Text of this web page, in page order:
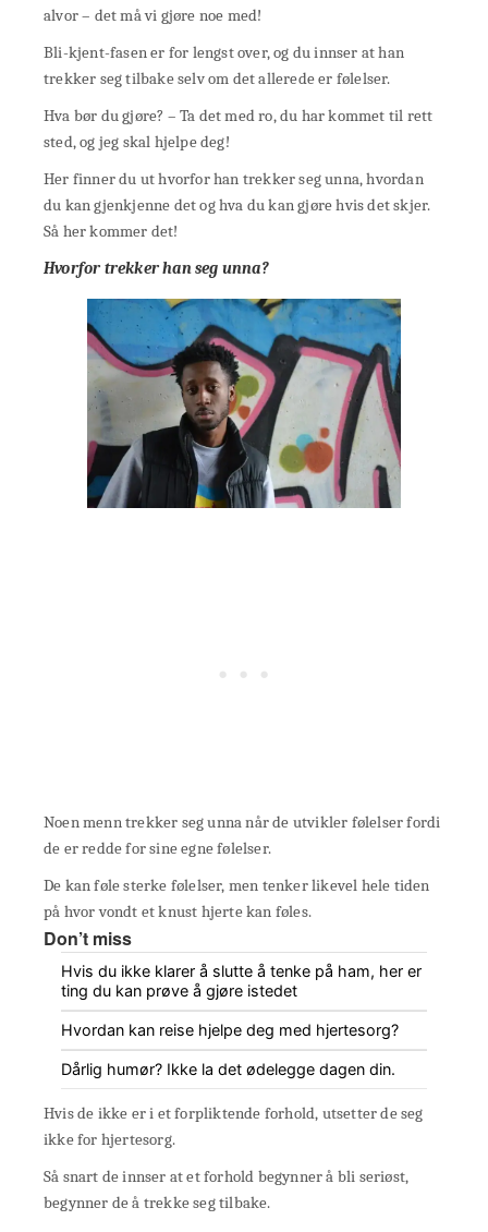
alvor – det må vi gjøre noe med!
Bli-kjent-fasen er for lengst over, og du innser at han
trekker seg tilbake selv om det allerede er følelser.
Hva bør du gjøre? – Ta det med ro, du har kommet til rett
sted, og jeg skal hjelpe deg!
Her finner du ut hvorfor han trekker seg unna, hvordan
du kan gjenkjenne det og hva du kan gjøre hvis det skjer.
Så her kommer det!
Hvorfor trekker han seg unna?
Noen menn trekker seg unna når de utvikler følelser fordi
de er redde for sine egne følelser.
De kan føle sterke følelser, men tenker likevel hele tiden
på hvor vondt et knust hjerte kan føles.
Don’t miss
Hvis du ikke klarer å slutte å tenke på ham, her er
ting du kan prøve å gjøre istedet
Hvordan kan reise hjelpe deg med hjertesorg?
Dårlig humør? Ikke la det ødelegge dagen din.
Hvis de ikke er i et forpliktende forhold, utsetter de seg
ikke for hjertesorg.
Så snart de innser at et forhold begynner å bli seriøst,
begynner de å trekke seg tilbake.